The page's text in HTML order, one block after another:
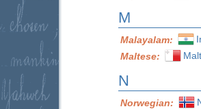
M
Malayalam:
Maltese:
N
Norwegian: